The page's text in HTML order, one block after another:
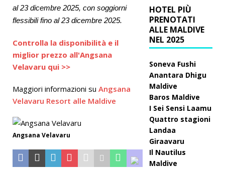
al 23 dicembre 2025, con soggiorni
flessibili fino al 23 dicembre 2025.
Controlla la disponibilità e il
miglior prezzo all'Angsana
Velavaru qui >>
Maggiori informazioni su Angsana
Velavaru Resort alle Maldive
Angsana Velavaru
HOTEL PIÙ
PRENOTATI
ALLE MALDIVE
NEL 2025
Soneva Fushi
Anantara Dhigu
Maldive
Baros Maldive
I Sei Sensi Laamu
Quattro stagioni
Landaa
Giraavaru
Il Nautilus
Maldive